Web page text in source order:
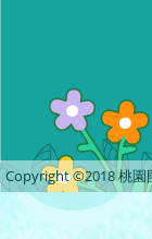
Copyright ©2018 桃園